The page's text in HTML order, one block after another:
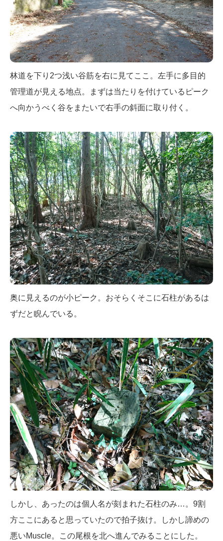
林道を下り2つ浅い谷筋を右に見てここ。左手に多目的
管理道が見える地点。まずは当たりを付けているピーク
へ向かうべく谷をまたいで右手の斜面に取り付く。
奥に見えるのが小ピーク。おそらくそこに石柱があるは
ずだと睨んでいる。
しかし、あったのは個人名が刻まれた石柱のみ…。9割
方ここにあると思っていたので拍子抜け。しかし諦めの
悪いMuscle。この尾根を北へ進んでみることにした。